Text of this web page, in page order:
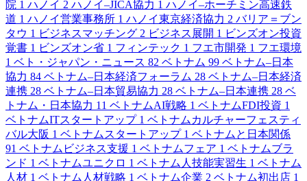
院 1 ハノイ 2 ハノイ–JICA協力 1 ハノイ–ホーチミン高速鉄
道 1 ハノイ営業事務所 1 ハノイ東京経済協力 2 バリア＝ブン
タウ 1 ビジネスマッチング 2 ビジネス展開 1 ビンズオン投資
覚書 1 ビンズオン省 1 フィンテック 1 フエ市開発 1 フエ環境
1 ベト・ジャパン・ニュース 82 ベトナム 99 ベトナム–日本
協力 84 ベトナム–日本経済フォーラム 28 ベトナム–日本経済
連携 28 ベトナム–日本貿易協力 28 ベトナム–日本連携 28 ベ
トナム・日本協力 11 ベトナムAI戦略 1 ベトナムFDI投資 1
ベトナムITスタートアップ 1 ベトナムカルチャーフェスティ
バル大阪 1 ベトナムスタートアップ 1 ベトナムと日本関係
91 ベトナムビジネス支援 1 ベトナムフェア 1 ベトナムブラ
ンド 1 ベトナムユニクロ 1 ベトナム人技能実習生 1 ベトナム
人材 1 ベトナム人材戦略 1 ベトナム企業 2 ベトナム初出店 1